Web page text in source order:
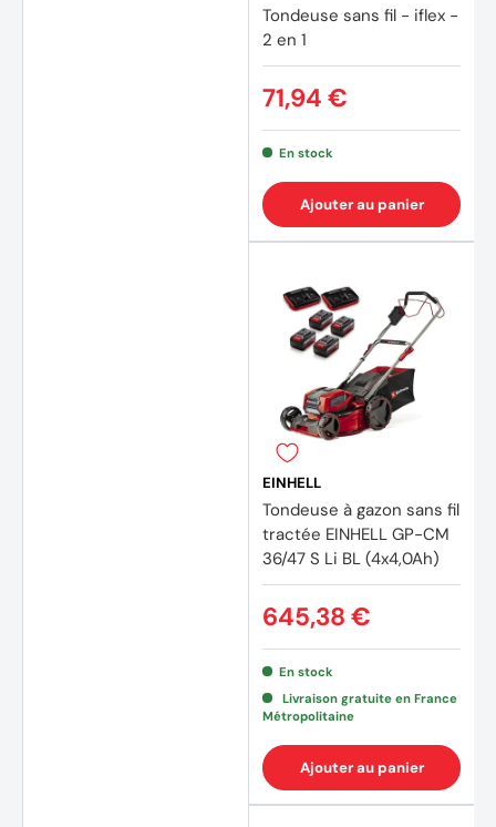
Tondeuse sans fil - iflex -
2 en 1
71,94 €
En stock
Ajouter au panier
EINHELL
Tondeuse à gazon sans fil
tractée EINHELL GP-CM
36/47 S Li BL (4x4,0Ah)
645,38 €
En stock
Livraison gratuite en France
Métropolitaine
Ajouter au panier